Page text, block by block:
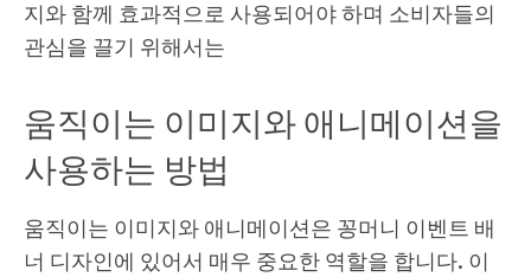
지와 함께 효과적으로 사용되어야 하며 소비자들의
관심을 끌기 위해서는
움직이는 이미지와 애니메이션을
사용하는 방법
움직이는 이미지와 애니메이션은 꽁머니 이벤트 배
너 디자인에 있어서 매우 중요한 역할을 합니다. 이